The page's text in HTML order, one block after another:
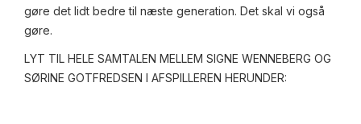
gøre det lidt bedre til næste generation. Det skal vi også
gøre.
LYT TIL HELE SAMTALEN MELLEM SIGNE WENNEBERG OG
SØRINE GOTFREDSEN I AFSPILLEREN HERUNDER: